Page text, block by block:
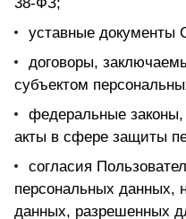
уставные документы
договоры,
субъектом
федеральные
акты в сфере защиты
согласия
персональных данных,
данных, разрешенных